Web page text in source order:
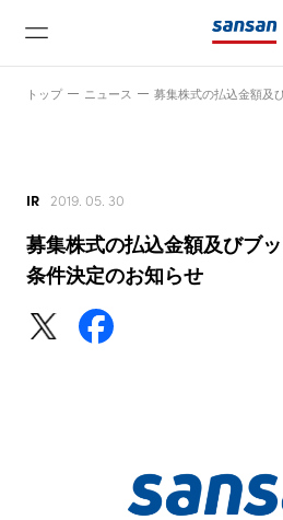
ニュース
サービス
トップ ニュース
IR 2019. 05. 30
募集株式の払込金額及びブ
条件決定のお知らせ